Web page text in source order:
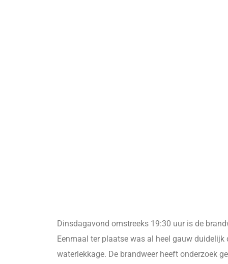
Dinsdagavond omstreeks 19:30 uur is de
Eenmaal ter plaatse was al heel gauw
waterlekkage. De brandweer heeft onderzoek